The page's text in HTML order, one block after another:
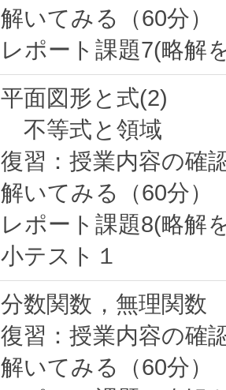
解いてみる（60分）
平面図形と式(2)
不等式と領域
復習：授業内容の確
解いてみる（60分）
レポート課題8(略解
分数関数，無理関数
復習：授業内容の確
解いてみる（60分）